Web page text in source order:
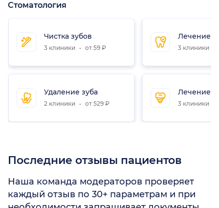
Стоматология
Чистка зубов
3 клиники от 59 ₽
Удаление зуба
2 клиники от 529 ₽
Лечение
3 клиники
Лечение
3 клиники
Последние отзывы пациентов
Наша команда модераторов проверяет
каждый отзыв по 30+ параметрам и при